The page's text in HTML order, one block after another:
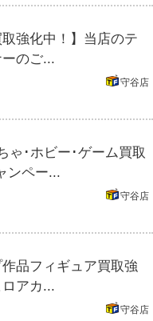
取強化中！】当店のテ
のご...
守谷店
ゃ･ホビー･ゲーム買取
ンペー...
守谷店
作品フィギュア買取強
アカ...
守谷店